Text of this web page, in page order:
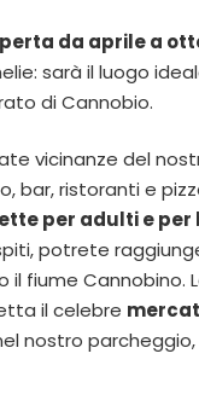
da aprile a
sarà il luogo
di Cannobio.
vicinanze del
bar, ristoranti e
per adulti e per
potrete
il fiume
il celebre
nostro